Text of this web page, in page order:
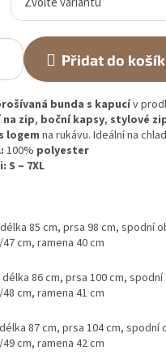
Přidat do
bunda s kapucív
zip, boční kapsy, stylové
logemna rukávu. Ideální na
100% polyester
S – 7XL
délka 85 cm, prsa 98 cm, spodní
cm, ramena 40 cm
délka 86 cm, prsa 100 cm,
cm, ramena 41 cm
délka 87 cm, prsa 104 cm, spodní
cm, ramena 42 cm